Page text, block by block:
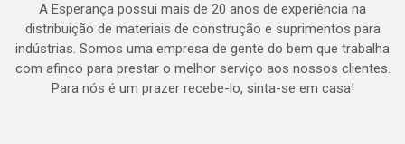
A Esperança possui mais de 20 anos de experiência na
distribuição de materiais de construção e suprimentos para
indústrias. Somos uma empresa de gente do bem que trabalha
com afinco para prestar o melhor serviço aos nossos clientes.
Para nós é um prazer recebe-lo, sinta-se em casa!